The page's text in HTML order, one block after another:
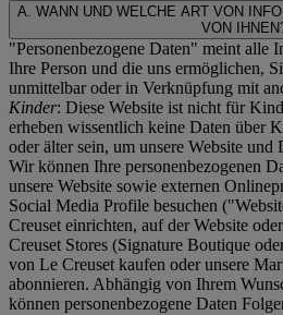
A. WANN UND WELCHE ART VON
VON
"Personenbezogene Daten" meint alle
Ihre Person und die uns ermöglichen,
unmittelbar oder in Verknüpfung mit
Kinder: Diese Website ist nicht für
erheben wissentlich keine Daten über
oder älter sein, um unsere Website und
Wir können Ihre personenbezogenen
unsere Website sowie externen
Social Media Profile besuchen ("
Creuset einrichten, auf der Website
Creuset Stores (Signature Boutique
von Le Creuset kaufen oder unsere
abonnieren. Abhängig von Ihrem
können personenbezogene Daten